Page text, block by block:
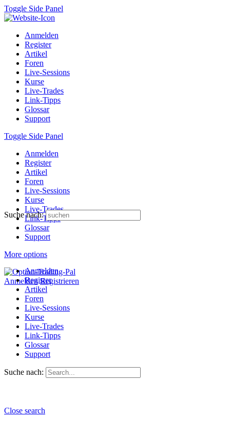
Toggle Side Panel
Anmelden
Register
Artikel
Foren
Live-Sessions
Kurse
Live-Trades
Link-Tipps
Glossar
Support
Toggle Side Panel
Anmelden
Register
Artikel
Foren
Live-Sessions
Kurse
Live-Trades
Link-Tipps
Glossar
Support
More options
Anmelden Registrieren
Suche nach:
Anmelden
Register
Artikel
Foren
Live-Sessions
Kurse
Live-Trades
Link-Tipps
Glossar
Support
Suche nach:
Close search